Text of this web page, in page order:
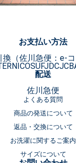
よくある質問
商品の発送について
返品・交換について
お洗濯に関するご案内
サイズについて
お支払い方法
換（佐川急便：e-コ
NICOSUFJDCJCB
配送
佐川急便